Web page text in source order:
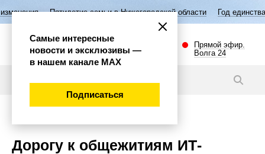
семьи в Нижегородской области Год единства народов России
Прямой эфир.
Волга 24
Дорогу к общежитиям ИТ-
Самые интересные
новости и эксклюзивы —
в нашем канале МАХ
Подписаться